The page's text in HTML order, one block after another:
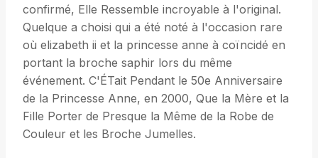
confirmé, Elle Ressemble incroyable à l'original.
Quelque a choisi qui a été noté à l'occasion rare
où elizabeth ii et la princesse anne à coïncidé en
portant la broche saphir lors du même
événement. C'ÉTait Pendant le 50e Anniversaire
de la Princesse Anne, en 2000, Que la Mère et la
Fille Porter de Presque la Même de la Robe de
Couleur et les Broche Jumelles.